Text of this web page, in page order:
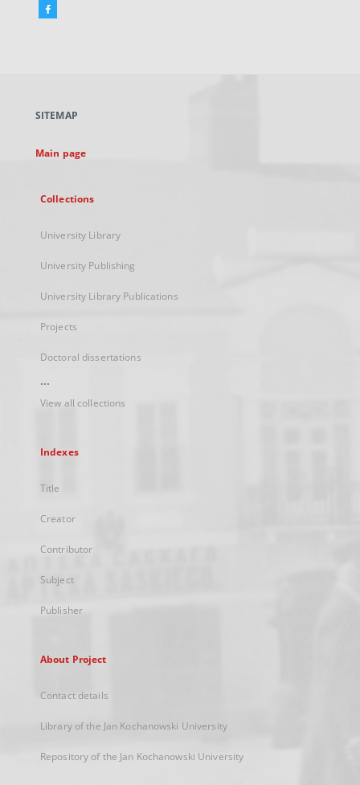
Facebook
new
SITEMAP
Main page
Collections
University Library
University Publishing
University Library Publications
Projects
Doctoral dissertations
...
View all collections
Indexes
Title
Creator
Contributor
Subject
Publisher
About Project
Contact details
Library of the Jan Kochanowski University
Repository of the Jan Kochanowski University